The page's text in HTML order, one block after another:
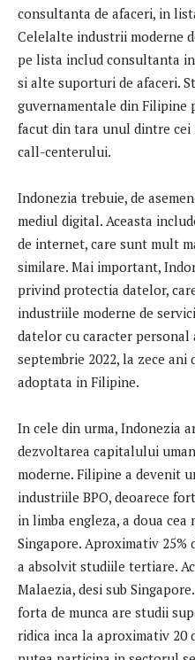
consultanta de afaceri, in
Celelalte industrii moderne
pe lista includ consultanta
si alte suporturi de afaceri.
guvernamentale din Filipine
facut din tara unul dintre
call-centerului.
Indonezia trebuie, de
mediul digital. Aceasta
de internet, care sunt mult
similare. Mai important,
privind protectia datelor,
industriile moderne de
datelor cu caracter personal
septembrie 2022, la zece
adoptata in Filipine.
In cele din urma, Indonezia
dezvoltarea capitalului
moderne. Filipine a devenit
industriile BPO, deoarece
in limba engleza, a doua cea
Singapore. Aproximativ
a absolvit studiile tertiare.
Malaezia, desi sub
forta de munca are studii
ridica inca la aproximativ 20